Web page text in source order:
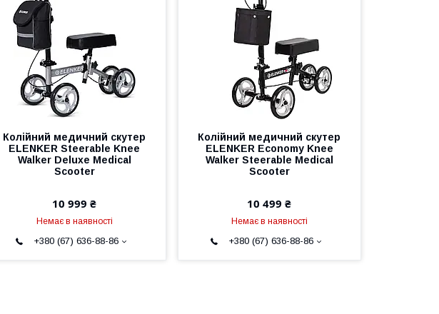
Колійний медичний скутер
ELENKER Steerable Knee
Walker Deluxe Medical
Scooter
10 999 ₴
Немає в наявності
+380 (67) 636-88-86
Колійний медичний скутер
ELENKER Economy Knee
Walker Steerable Medical
Scooter
10 499 ₴
Немає в наявності
+380 (67) 636-88-86